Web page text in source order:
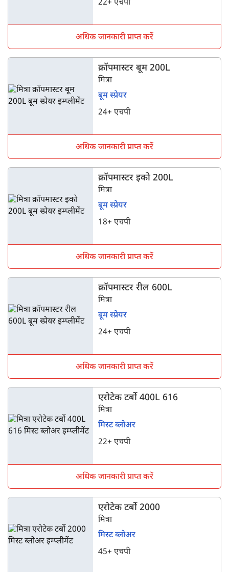
22+ एचपी
अधिक जानकारी प्राप्त करें
क्रॉपमास्टर बूम 200L
मित्रा
बूम स्प्रेयर
24+ एचपी
अधिक जानकारी प्राप्त करें
क्रॉपमास्टर इको 200L
मित्रा
बूम स्प्रेयर
18+ एचपी
अधिक जानकारी प्राप्त करें
क्रॉपमास्टर रील 600L
मित्रा
बूम स्प्रेयर
24+ एचपी
अधिक जानकारी प्राप्त करें
एरोटेक टर्बो 400L 616
मित्रा
मिस्ट ब्लोअर
22+ एचपी
अधिक जानकारी प्राप्त करें
एरोटेक टर्बो 2000
मित्रा
मिस्ट ब्लोअर
45+ एचपी